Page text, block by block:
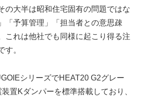
の大半は昭和住宅固有の問題ではな
「予算管理」「担当者との意思疎
これは他社でも同様に起こり得る注
す。
シリーズでHEAT20 G2グレー
置Kダンパーを標準搭載しており、